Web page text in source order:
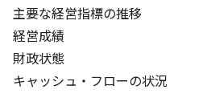
主要な経営指標の推移
経営成績
財政状態
キャッシュ・フローの状況